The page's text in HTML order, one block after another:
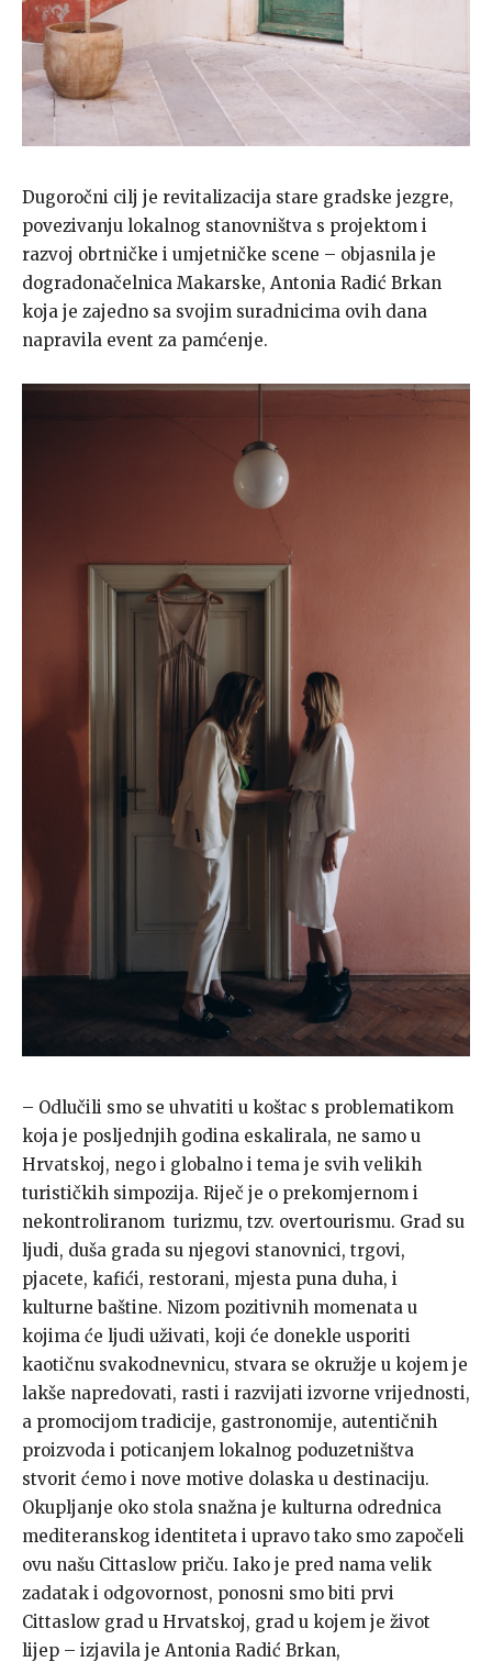
Dugoročni cilj je revitalizacija stare gradske jezgre,
povezivanju lokalnog stanovništva s projektom i
razvoj obrtničke i umjetničke scene – objasnila je
dogradonačelnica Makarske, Antonia Radić Brkan
koja je zajedno sa svojim suradnicima ovih dana
napravila event za pamćenje.
– Odlučili smo se uhvatiti u koštac s problematikom
koja je posljednjih godina eskalirala, ne samo u
Hrvatskoj, nego i globalno i tema je svih velikih
turističkih simpozija. Riječ je o prekomjernom i
nekontroliranom turizmu, tzv. overtourismu. Grad su
ljudi, duša grada su njegovi stanovnici, trgovi,
pjacete, kafići, restorani, mjesta puna duha, i
kulturne baštine. Nizom pozitivnih momenata u
kojima će ljudi uživati, koji će donekle usporiti
kaotičnu svakodnevnicu, stvara se okružje u kojem je
lakše napredovati, rasti i razvijati izvorne vrijednosti,
a promocijom tradicije, gastronomije, autentičnih
proizvoda i poticanjem lokalnog poduzetništva
stvorit ćemo i nove motive dolaska u destinaciju.
Okupljanje oko stola snažna je kulturna odrednica
mediteranskog identiteta i upravo tako smo započeli
ovu našu Cittaslow priču. Iako je pred nama velik
zadatak i odgovornost, ponosni smo biti prvi
Cittaslow grad u Hrvatskoj, grad u kojem je život
lijep – izjavila je Antonia Radić Brkan,